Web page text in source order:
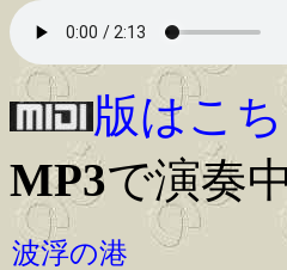
版はこ
MP3で演奏中
波浮の港